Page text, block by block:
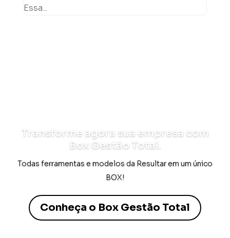
Essa...
Transforme agora sua empresa com
Box Gestão Total.
Todas ferramentas e modelos da Resultar em um único
BOX!
Conheça o Box Gestão Total